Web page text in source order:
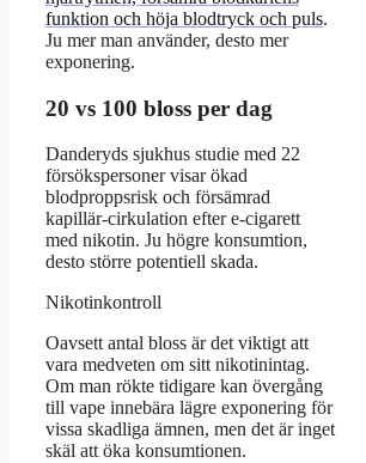
funktion och höja blodtryck och puls.
Ju mer man använder, desto mer
exponering.
20 vs 100 bloss per dag
Danderyds sjukhus studie med 22
försökspersoner visar ökad
blodproppsrisk och försämrad
kapillär-cirkulation efter e-cigarett
med nikotin. Ju högre konsumtion,
desto större potentiell skada.
Nikotinkontroll
Oavsett antal bloss är det viktigt att
vara medveten om sitt nikotinintag.
Om man rökte tidigare kan övergång
till vape innebära lägre exponering för
vissa skadliga ämnen, men det är inget
skäl att öka konsumtionen.